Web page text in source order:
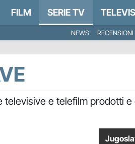
FILM SERIE TV
NEWS RECENSIONI
e telefilm prodotti